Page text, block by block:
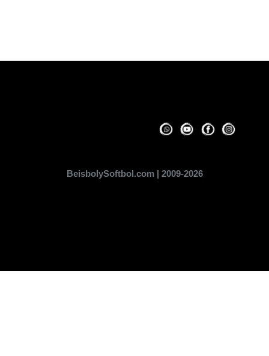
BeisbolySoftbol.com | 2009-2026